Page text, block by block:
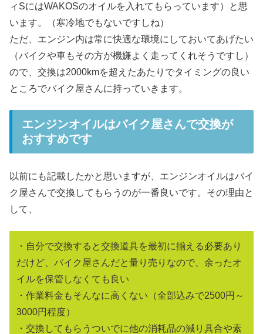
ィSにはWAKOSのオイルを入れてもらっています）と思
います。（寒冷地でもないですしね）
ただ、エンジン内は常に快適な環境にしておいてあげたい
（バイクや車もその方が機嫌よく走ってくれそうですし）
ので、交換は2000kmを超えたあたりでタイミングの良い
ところでバイク屋さんに持っていきます。
エンジンオイルはバイク屋さんで交換が
おすすめです
以前にも記載したかと思いますが、エンジンオイルはバイ
ク屋さんで交換してもらうのが一番良いです。その理由と
して、
・自分で交換すると交換道具を最初に揃える必要あり
だけど、バイク屋さんだと量り売りなので、余ったオ
イルを保管しなくても良い
・作業料金もそんなに高くない（全部込みで2500円～
3000円程度）
・交換してもらうついでに他の消耗品の減り具合や素